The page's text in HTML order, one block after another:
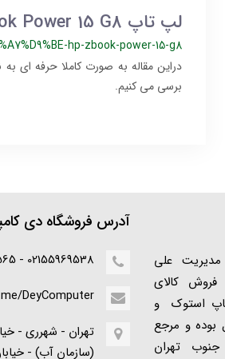
لپ تاپ HP ZBook Power 15 G8
hp-zbook-power-15-g8
برسی می کنیم.
مدیریت علی
سابقه فروش کالای
استوک و
بوده و مرجع
تهران
آدرس فروشگاه دی
02155969538 - 09104504565
DeyComputer
تهران - شهرری -
(سازمان آب) -